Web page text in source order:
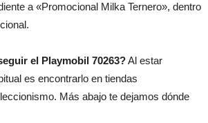
a «Promocional Milka Ternero», dentro
el Playmobil 70263?Al estar
es encontrarlo en tiendas
Más abajo te dejamos dónde